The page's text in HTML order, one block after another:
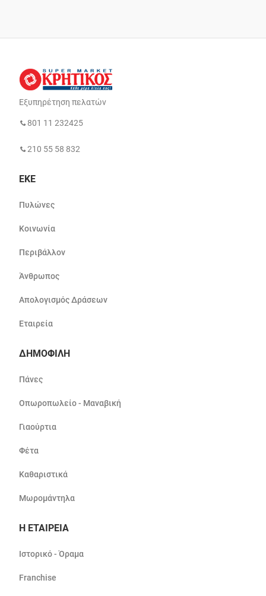
Εξυπηρέτηση πελατών
801 11 232425
210 55 58 832
ΕΚΕ
Πυλώνες
Κοινωνία
Περιβάλλον
Άνθρωπος
Απολογισμός Δράσεων
Εταιρεία
ΔΗΜΟΦΙΛΗ
Πάνες
Οπωροπωλείο - Μαναβική
Γιαούρτια
Φέτα
Καθαριστικά
Μωρομάντηλα
Η ΕΤΑΙΡΕΙΑ
Ιστορικό - Όραμα
Franchise